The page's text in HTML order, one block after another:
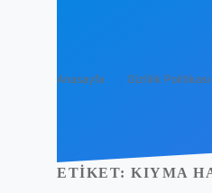
Anasayfa Gizlilik Politikası
ETIKET: KIYMA